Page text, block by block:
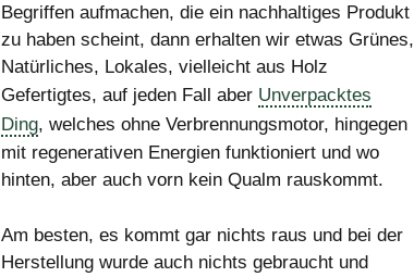
Begriffen aufmachen, die ein nachhaltiges Produkt
zu haben scheint, dann erhalten wir etwas Grünes,
Natürliches, Lokales, vielleicht aus Holz
Gefertigtes, auf jeden Fall aber Unverpacktes
Ding, welches ohne Verbrennungsmotor, hingegen
mit regenerativen Energien funktioniert und wo
hinten, aber auch vorn kein Qualm rauskommt.
Am besten, es kommt gar nichts raus und bei der
Herstellung wurde auch nichts gebraucht und